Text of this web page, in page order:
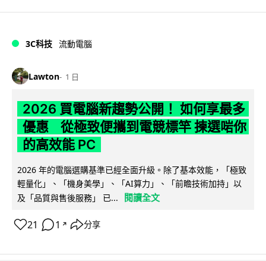
3C科技 流動電腦
Lawton 1 日
2026 買電腦新趨勢公開！ 如何享最多
優惠 從極致便攜到電競標竿 揀選啱你
的高效能 PC
2026 年的電腦選購基準已經全面升級。除了基本效能，「極致
輕量化」、「機身美學」、「AI算力」、「前瞻技術加持」以
及「品質與售後服務」 已...
閱讀全文
21 1 ↗ 分享